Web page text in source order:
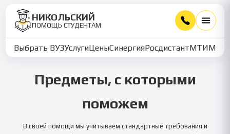
НИКОЛЬСКИЙ
ПОМОЩЬ СТУДЕНТАМ
Выбрать ВУЗУслугиЦеныСинергияРосдистантМТИММУ
Предметы, с которыми
поможем
В своей помощи мы учитываем стандартные требования и